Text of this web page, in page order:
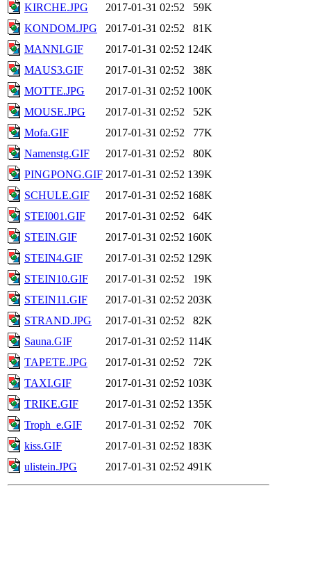
KIRCHE.JPG
2017-01-31 02:52
59K
KONDOM.JPG
2017-01-31 02:52
81K
MANNI.GIF
2017-01-31 02:52 124K
MAUS3.GIF
2017-01-31 02:52
38K
MOTTE.JPG
2017-01-31 02:52 100K
MOUSE.JPG
2017-01-31 02:52
52K
Mofa.GIF
2017-01-31 02:52
77K
Namenstg.GIF
2017-01-31 02:52
80K
PINGPONG.GIF 2017-01-31 02:52 139K
SCHULE.GIF
2017-01-31 02:52 168K
STEI001.GIF
2017-01-31 02:52
64K
STEIN.GIF
2017-01-31 02:52 160K
STEIN4.GIF
2017-01-31 02:52 129K
STEIN10.GIF
2017-01-31 02:52
19K
STEIN11.GIF
2017-01-31 02:52 203K
STRAND.JPG
2017-01-31 02:52
82K
Sauna.GIF
2017-01-31 02:52 114K
TAPETE.JPG
2017-01-31 02:52
72K
TAXI.GIF
2017-01-31 02:52 103K
TRIKE.GIF
2017-01-31 02:52 135K
Troph_e.GIF
2017-01-31 02:52
70K
kiss.GIF
2017-01-31 02:52 183K
ulistein.JPG
2017-01-31 02:52 491K